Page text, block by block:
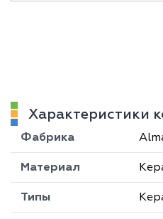
Характеристики
Фабрика
Материал
Типы